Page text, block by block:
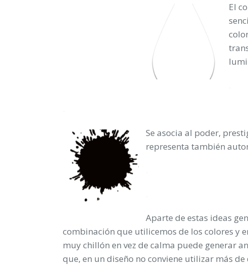
El
Se asocia al poder,
representa también
Aparte de estas ideas
combinación que utilicemos de los colores y
muy chillón en vez de calma puede generar
que, en un diseño no conviene utilizar más de